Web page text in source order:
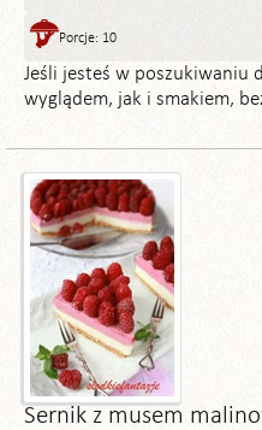
Porcje: 10
Jeśli jesteś w poszukiwaniu
wyglądem, jak i smakiem,
Sernik z musem